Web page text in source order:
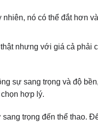
nó có thể đắt hơn
nhưng với giá cả phải
sự sang trọng và độ
hợp lý.
trọng đến thể thao.